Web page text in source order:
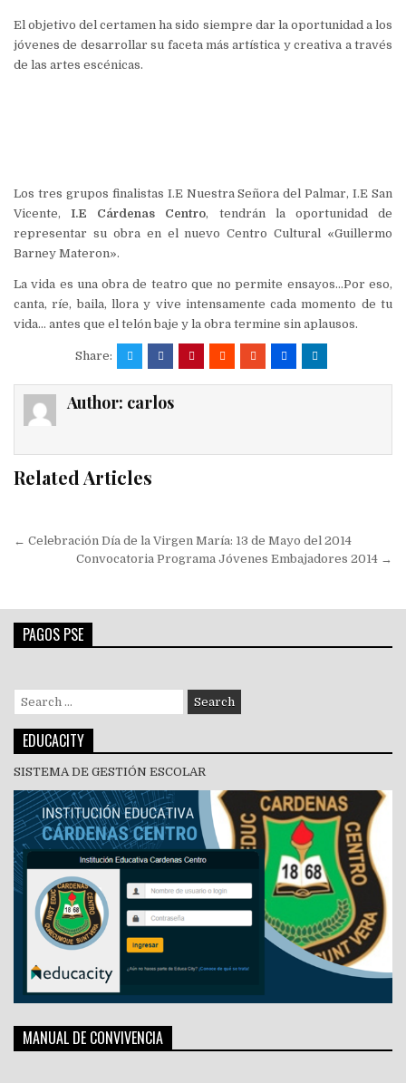
El objetivo del certamen ha sido siempre dar la oportunidad a los
jóvenes de desarrollar su faceta más artística y creativa a través
de las artes escénicas.
Los tres grupos finalistas I.E Nuestra Señora del Palmar, I.E San
Vicente,I.E Cárdenas Centro, tendrán la oportunidad de
representar su obra en el nuevo Centro Cultural «Guillermo
Barney Materon».
La vida es una obra de teatro que no permite ensayos…Por eso,
canta, ríe, baila, llora y vive intensamente cada momento de tu
vida… antes que el telón baje y la obra termine sin aplausos.
Share:
Author: carlos
Related Articles
Navegación
← Celebración Día de la Virgen María: 13 de Mayo del 2014
Convocatoria Programa Jóvenes Embajadores 2014 →
PAGOS PSE
Search
for:
EDUCACITY
SISTEMA DE GESTIÓN ESCOLAR
MANUAL DE CONVIVENCIA